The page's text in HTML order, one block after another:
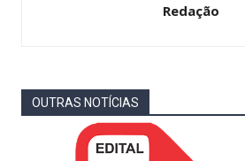
Redação
OUTRAS NOTÍCIAS